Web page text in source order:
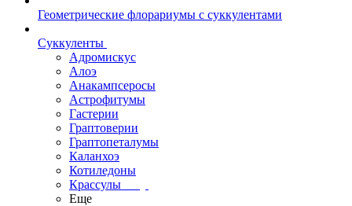
Геометрические флорариумы с суккулентами
Суккуленты
Адромискус
Алоэ
Анакампсеросы
Астрофитумы
Гастерии
Граптоверии
Граптопеталумы
Каланхоэ
Котиледоны
Крассулы
Еще